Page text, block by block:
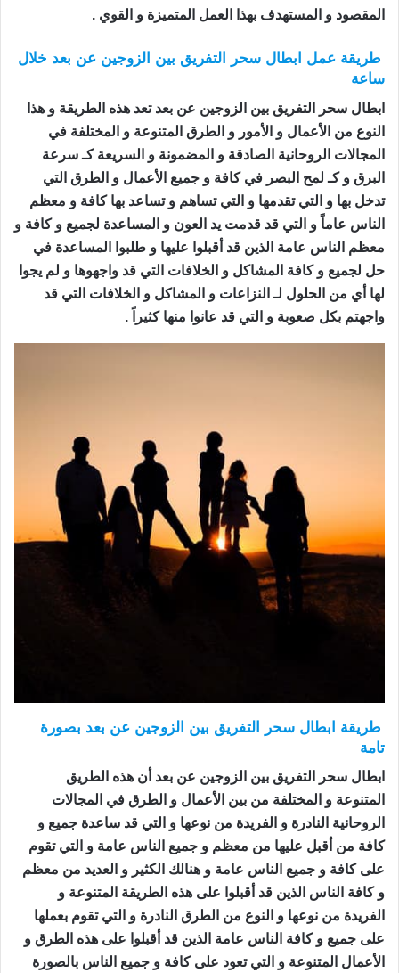
المقصود و المستهدف بهذا العمل المتميزة و القوي .
طريقة عمل ابطال سحر التفريق بين الزوجين عن بعد خلال
ساعة
ابطال سحر التفريق بين الزوجين عن بعد تعد هذه الطريقة و هذا
النوع من الأعمال و الأمور و الطرق المتنوعة و المختلفة في
المجالات الروحانية الصادقة و المضمونة و السريعة كـ سرعة
البرق و كـ لمح البصر في كافة و جميع الأعمال و الطرق التي
تدخل بها و التي تقدمها و التي تساهم و تساعد بها كافة و معظم
الناس عاماً و التي قد قدمت يد العون و المساعدة لجميع و كافة و
معظم الناس عامة الذين قد أقبلوا عليها و طلبوا المساعدة في
حل لجميع و كافة المشاكل و الخلافات التي قد واجهوها و لم يجوا
لها أي من الحلول لـ النزاعات و المشاكل و الخلافات التي قد
واجهتم بكل صعوبة و التي قد عانوا منها كثيراً .
طريقة ابطال سحر التفريق بين الزوجين عن بعد بصورة
تامة
ابطال سحر التفريق بين الزوجين عن بعد أن هذه الطريق
المتنوعة و المختلفة من بين الأعمال و الطرق في المجالات
الروحانية النادرة و الفريدة من نوعها و التي قد ساعدة جميع و
كافة من أقبل عليها من معظم و جميع الناس عامة و التي تقوم
على كافة و جميع الناس عامة و هنالك الكثير و العديد من معظم
و كافة الناس الذين قد أقبلوا على هذه الطريقة المتنوعة و
الفريدة من نوعها و النوع من الطرق النادرة و التي تقوم بعملها
على جميع و كافة الناس عامة الذين قد أقبلوا على هذه الطرق و
الأعمال المتنوعة و التي تعود على كافة و جميع الناس بالصورة